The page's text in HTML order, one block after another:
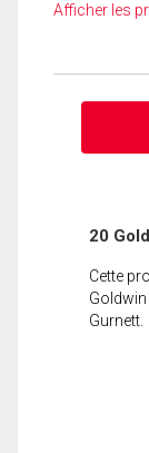
Afficher les
20
Cette
Gurnett.